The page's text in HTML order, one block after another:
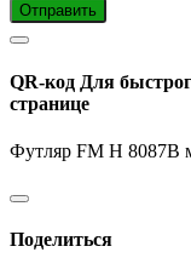
Отправить
QR-код Для
странице
Футляр FM H 8087В
Поделиться